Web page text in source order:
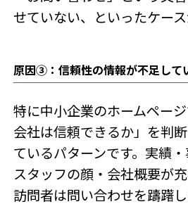
せていない、といったケース
原因③：信頼性の情報が不足して
特に中小企業のホームペー
会社は信頼できるか」を判
ているパターンです。実績
スタッフの顔・会社概要が充
訪問者は問い合わせを躊躇し